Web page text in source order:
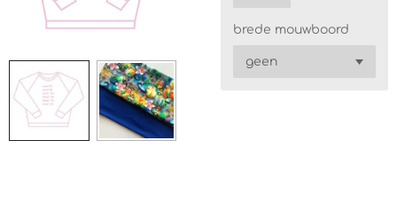
brede mouwboord